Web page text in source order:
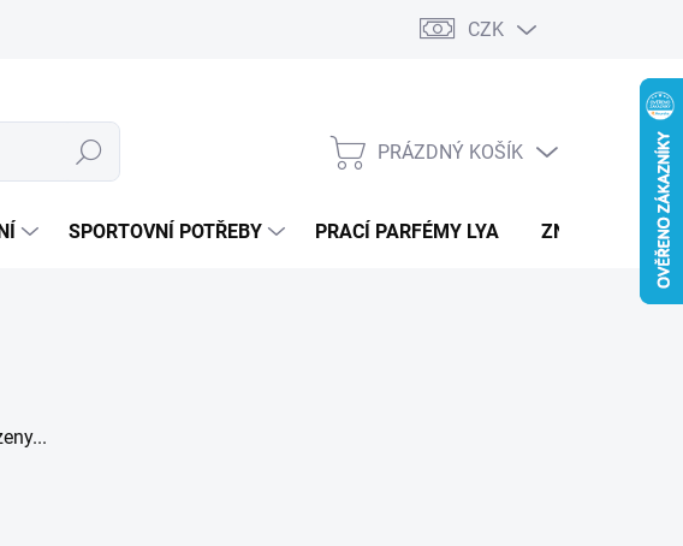
CZK
Hledat
NÁKUPNÍ
PRÁZDNÝ KOŠÍK
SPORTOVNÍ POTŘEBY PRACÍ PARFÉMY LYA ZNAČKY